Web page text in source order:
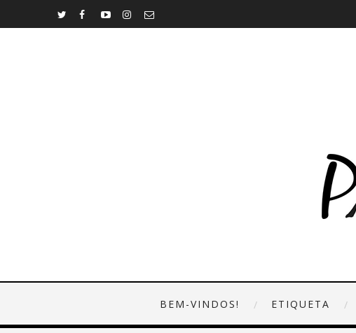
BEM-VINDOS! ETIQUETA